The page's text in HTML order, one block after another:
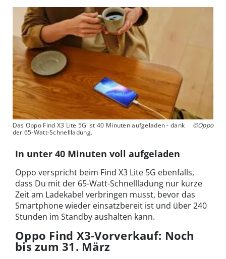
Das Oppo Find X3 Lite 5G ist 40 Minuten aufgeladen - dank
der 65-Watt-Schnellladung.
©Oppo
In unter 40 Minuten voll aufgeladen
Oppo verspricht beim Find X3 Lite 5G ebenfalls,
dass Du mit der 65-Watt-Schnellladung nur kurze
Zeit am Ladekabel verbringen musst, bevor das
Smartphone wieder einsatzbereit ist und über 240
Stunden im Standby aushalten kann.
Oppo Find X3-Vorverkauf: Noch
bis zum 31. März